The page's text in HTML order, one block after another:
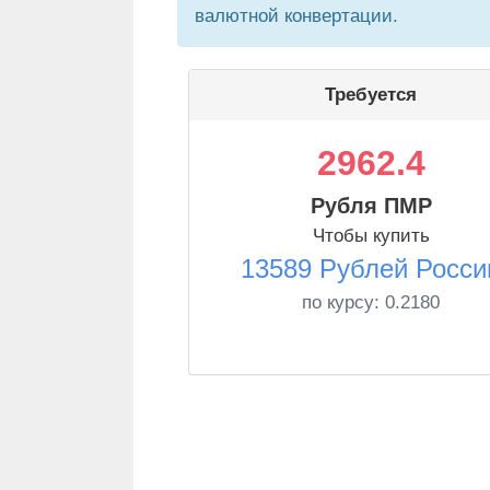
валютной конвертации.
Требуется
2962.4
Рубля ПМР
Чтобы купить
13589 Рублей
по курсу: 0.2180